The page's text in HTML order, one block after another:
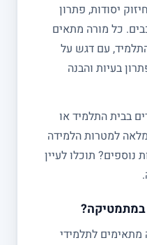
יסודות, פתרון
כל מורה מתאים
עם דגש על
בעיות והבנה
בבית התלמיד או
למטרות הלמידה
תוכלו לעיין
במתמטיקה?
לתלמידי